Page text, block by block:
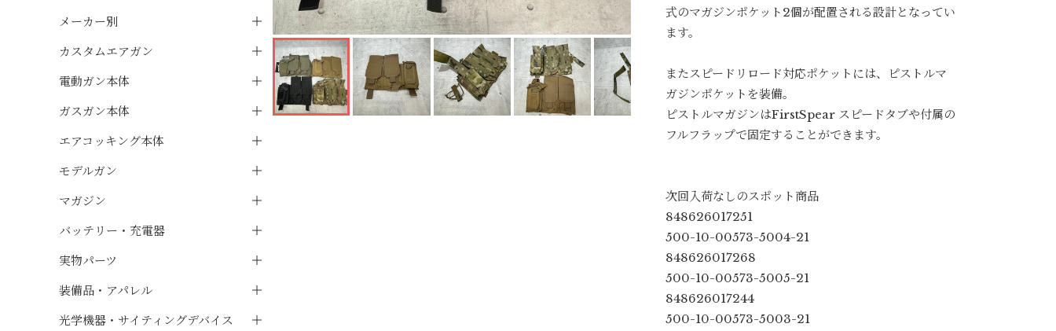
メーカー別
カスタムエアガン
電動ガン本体
ガスガン本体
エアコッキング本体
モデルガン
マガジン
バッテリー・充電器
実物パーツ
装備品・アパレル
光学機器・サイティングデバイス
式のマガジンポケット2個が配置される設計となってい
ます。
またスピードリロード対応ポケットには、ピストルマ
ガジンポケットを装備。
ピストルマガジンはFirstSpear スピードタブや付属の
フルフラップで固定することができます。
次回入荷なしのスポット商品
848626017251
500-10-00573-5004-21
848626017268
500-10-00573-5005-21
848626017244
500-10-00573-5003-21